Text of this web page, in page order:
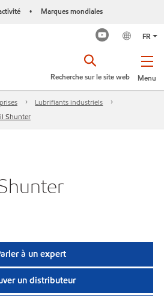
• Marques mondiales
FR
Menu
Recherche sur le site web
Lubrifiants industriels
Shunter
à un expert
un distributeur